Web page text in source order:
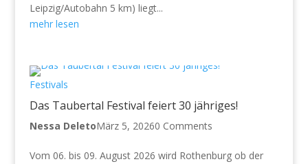
Leipzig/Autobahn 5 km) liegt...
mehr lesen
Festivals
Das Taubertal Festival feiert 30 jähriges!
Nessa DeletoMärz 5, 20260 Comments
Vom 06. bis 09. August 2026 wird Rothenburg ob der